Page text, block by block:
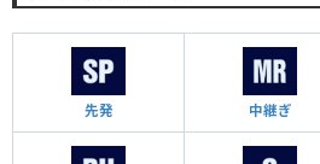
先発 中継ぎ